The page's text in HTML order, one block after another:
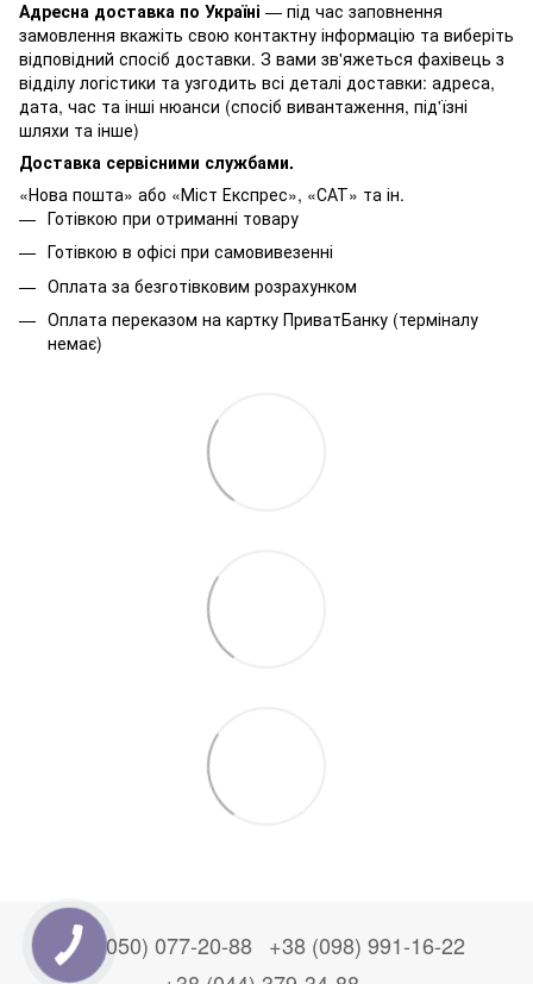
Адресна доставка по Україні — під час заповнення
замовлення вкажіть свою контактну інформацію та виберіть
відповідний спосіб доставки. З вами зв'яжеться фахівець з
відділу логістики та узгодить всі деталі доставки: адреса,
дата, час та інші нюанси (спосіб вивантаження, під'їзні
шляхи та інше)
Доставка сервісними службами.
«Нова пошта» або «Міст Експрес», «САТ» та ін.
Готівкою при отриманні товару
Готівкою в офісі при самовивезенні
Оплата за безготівковим розрахунком
Оплата переказом на картку ПриватБанку (терміналу
немає)
+38 (050) 077-20-88 +38 (098) 991-16-22